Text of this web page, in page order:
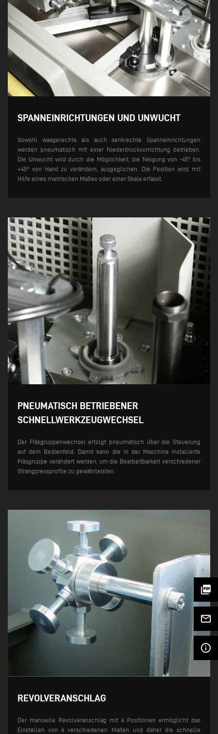
picture_as_pdf
mail_outline
info_outline
SPANNEINRICHTUNGEN UND UNWUCHT
Sowohl waagerechte als auch senkrechte Spanneinrichtungen
werden pneumatisch mit einer Niederdruckvorrichtung betrieben.
Die Unwucht wird durch die Möglichkeit, die Neigung von -45° bis
+45° von Hand zu verändern, ausgeglichen. Die Position wird mit
Hilfe eines metrischen Maßes oder einer Skala erfasst.
PNEUMATISCH BETRIEBENER
SCHNELLWERKZEUGWECHSEL
Der Fräsgruppenwechsel erfolgt pneumatisch über die Steuerung
auf dem Bedienfeld. Damit kann die in der Maschine installierte
Fräsgruppe verändert werden, um die Bearbeitbarkeit verschiedener
Strangpressprofile zu gewährleisten.
REVOLVERANSCHLAG
Der manuelle Revolveranschlag mit 6 Positionen ermöglicht das
Einstellen von 6 verschiedenen Maßen und daher die schnelle